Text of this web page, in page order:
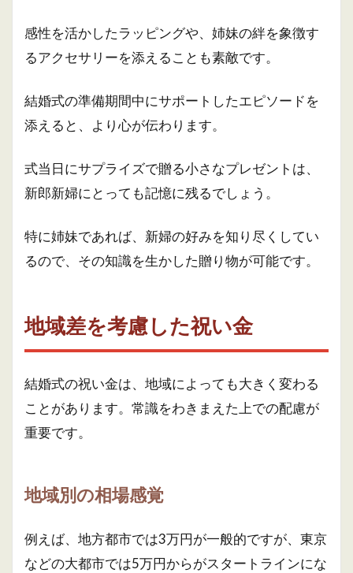
感性を活かしたラッピングや、姉妹の絆を象徴す
るアクセサリーを添えることも素敵です。
結婚式の準備期間中にサポートしたエピソードを
添えると、より心が伝わります。
式当日にサプライズで贈る小さなプレゼントは、
新郎新婦にとっても記憶に残るでしょう。
特に姉妹であれば、新婦の好みを知り尽くしてい
るので、その知識を生かした贈り物が可能です。
地域差を考慮した祝い金
結婚式の祝い金は、地域によっても大きく変わる
ことがあります。常識をわきまえた上での配慮が
重要です。
地域別の相場感覚
例えば、地方都市では3万円が一般的ですが、東京
などの大都市では5万円からがスタートラインにな